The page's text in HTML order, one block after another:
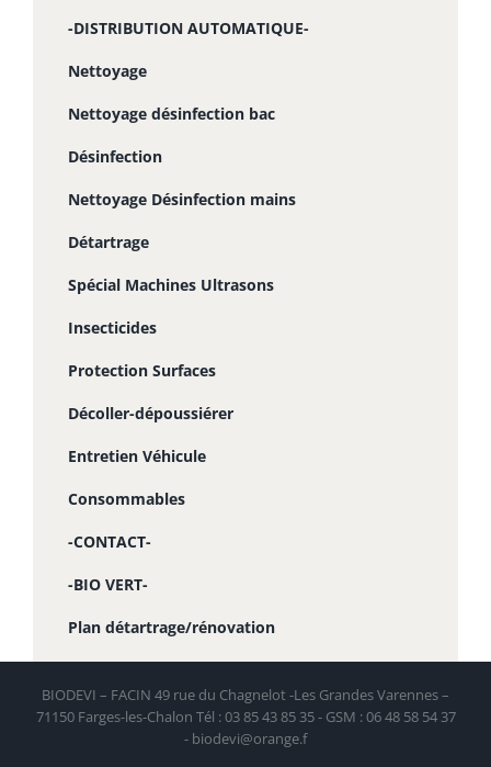
-DISTRIBUTION AUTOMATIQUE-
Nettoyage
Nettoyage désinfection bac
Désinfection
Nettoyage Désinfection mains
Détartrage
Spécial Machines Ultrasons
Insecticides
Protection Surfaces
Décoller-dépoussiérer
Entretien Véhicule
Consommables
-CONTACT-
-BIO VERT-
Plan détartrage/rénovation
BIODEVI – FACIN 49 rue du Chagnelot -Les Grandes Varennes –
71150 Farges-les-Chalon Tél : 03 85 43 85 35 - GSM : 06 48 58 54 37
- biodevi@orange.f